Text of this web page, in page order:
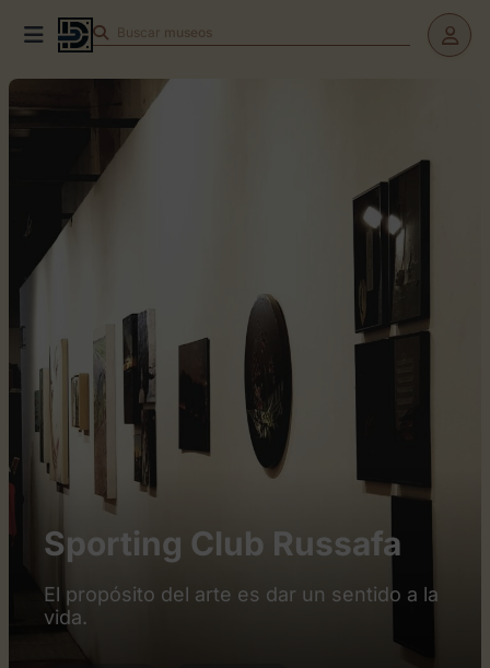
Buscar museos
Sporting Club Russafa
El propósito del arte es dar un sentido a la
vida.